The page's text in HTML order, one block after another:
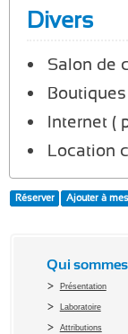
Divers
Salon de
Internet (
Location
Réserver Ajouter à
Qui
Présentation
Laboratoire
Attributions